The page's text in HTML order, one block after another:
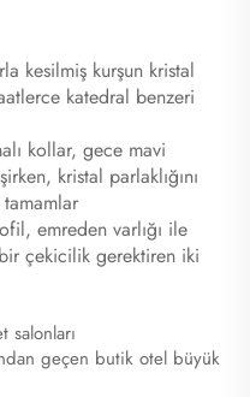
kesilmiş kurşun kristal
katedral benzeri
kollar, gece mavi
kristal parlaklığını
tamamlar
emreden varlığı ile
çekicilik gerektiren iki
salonları
geçen butik otel büyük